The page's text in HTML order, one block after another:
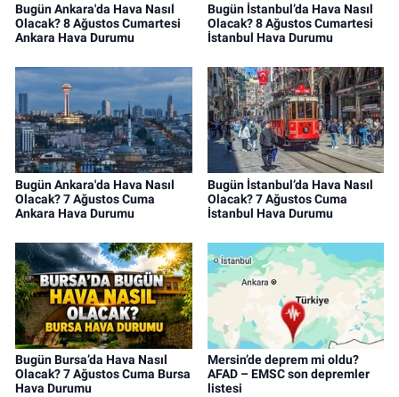
Bugün Ankara'da Hava Nasıl
Olacak? 8 Ağustos Cumartesi
Ankara Hava Durumu
Bugün İstanbul’da Hava Nasıl
Olacak? 8 Ağustos Cumartesi
İstanbul Hava Durumu
Bugün Ankara'da Hava Nasıl
Olacak? 7 Ağustos Cuma
Ankara Hava Durumu
Bugün İstanbul’da Hava Nasıl
Olacak? 7 Ağustos Cuma
İstanbul Hava Durumu
Bugün Bursa’da Hava Nasıl
Olacak? 7 Ağustos Cuma Bursa
Hava Durumu
Mersin’de deprem mi oldu?
AFAD – EMSC son depremler
listesi